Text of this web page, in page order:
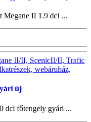
Megane II 1.9 dci ...
új
dci főtengely gyári ...